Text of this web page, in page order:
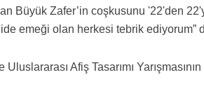
Büyük Zafer’in coşkusunu '22'den
emeği olan herkesi tebrik ediyorum”
Afiş Tasarımı